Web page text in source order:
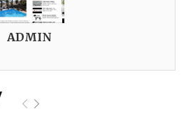
ADMIN